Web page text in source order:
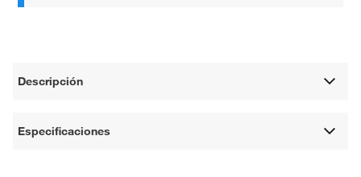
Descripción
Especificaciones